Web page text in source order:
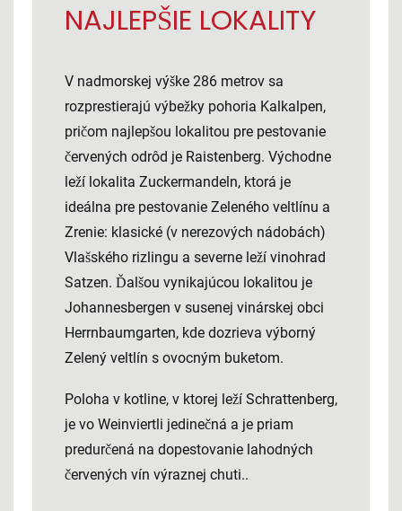
NAJLEPŠIE LOKALITY
V nadmorskej výške 286 metrov sa
rozprestierajú výbežky pohoria Kalkalpen,
pričom najlepšou lokalitou pre pestovanie
červených odrôd je Raistenberg. Východne
leží lokalita Zuckermandeln, ktorá je
ideálna pre pestovanie Zeleného veltlínu a
Zrenie: klasické (v nerezových nádobách)
Vlašského rizlingu a severne leží vinohrad
Satzen. Ďalšou vynikajúcou lokalitou je
Johannesbergen v susenej vinárskej obci
Herrnbaumgarten, kde dozrieva výborný
Zelený veltlín s ovocným buketom.
Poloha v kotline, v ktorej leží Schrattenberg,
je vo Weinviertli jedinečná a je priam
predurčená na dopestovanie lahodných
červených vín výraznej chuti..